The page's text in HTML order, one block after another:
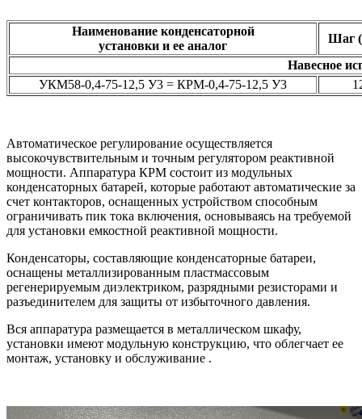
Наименование конденсаторной
установки и ее аналог
Шаг
Навесное
УКМ58-0,4-75-12,5 У3 = КРМ-0,4-75-12,5 У3
Автоматическое регулирование осуществляется
высокочувствительным и точным регулятором реактивной
мощности. Аппаратура КРМ состоит из модульных
конденсаторных батарей, которые работают автоматические за
счет контакторов, оснащенных устройством способным
ограничивать пик тока включения, основываясь на требуемой
для установки емкостной реактивной мощности.
Конденсаторы, составляющие конденсаторные батареи,
оснащены металлизированным пластмассовым
регенерируемым диэлектриком, разрядными резисторами и
разъединителем для защиты от избыточного давления.
Вся аппаратура размещается в металлическом шкафу,
установки имеют модульную конструкцию, что облегчает ее
монтаж, установку и обслуживание .